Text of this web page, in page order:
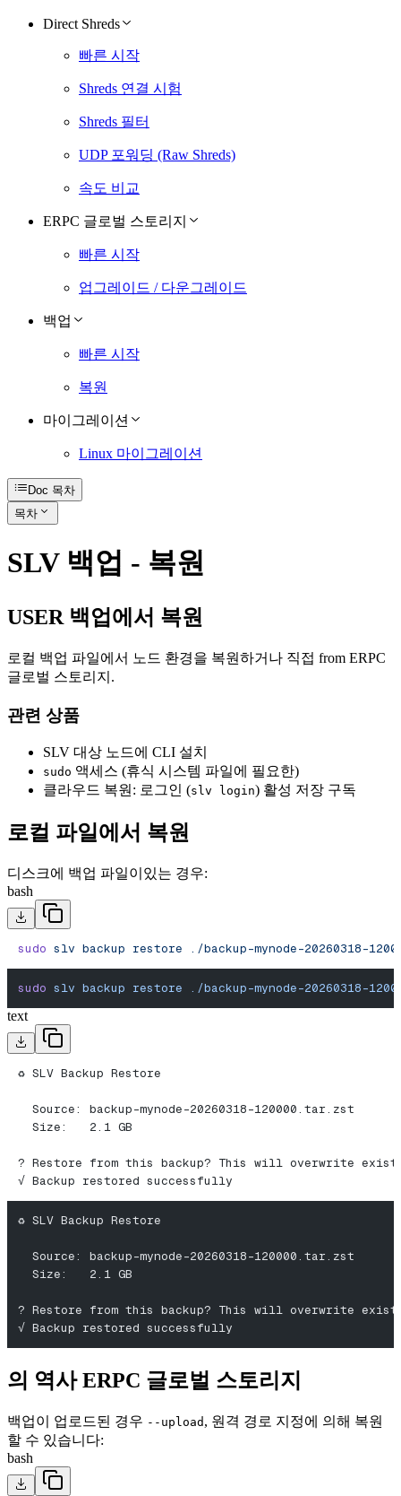
Direct Shreds
빠른 시작
Shreds 연결 시험
Shreds 필터
UDP 포워딩 (Raw Shreds)
속도 비교
ERPC 글로벌 스토리지
빠른 시작
업그레이드 / 다운그레이드
백업
빠른 시작
복원
마이그레이션
Linux 마이그레이션
Doc 목차
목차
SLV 백업 - 복원
USER️ 백업에서 복원
로컬 백업 파일에서 노드 환경을 복원하거나 직접 from ERPC
글로벌 스토리지.
관련 상품
SLV 대상 노드에 CLI 설치
sudo 액세스 (휴식 시스템 파일에 필요한)
클라우드 복원: 로그인 (slv login) 활성 저장 구독
로컬 파일에서 복원
디스크에 백업 파일이있는 경우:
bash
sudo slv backup restore ./backup-mynode-20260318-
sudo slv backup restore ./backup-mynode-20260318-
text
♻️ SLV Backup Restore
  Source: backup-mynode-20260318-120000.tar.zst
  Size:   2.1 GB
? Restore from this backup? This will overwrite
√ Backup restored successfully
♻️ SLV Backup Restore
  Source: backup-mynode-20260318-120000.tar.zst
  Size:   2.1 GB
? Restore from this backup? This will overwrite
√ Backup restored successfully
의 역사 ERPC 글로벌 스토리지
백업이 업로드된 경우 --upload , 원격 경로 지정에 의해 복원
할 수 있습니다:
bash